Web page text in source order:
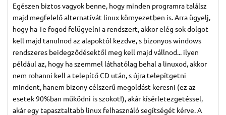
Egészen biztos vagyok benne, hogy minden programra találsz
majd megfelelő alternatívát linux környezetben is. Arra ügyelj,
hogy ha Te fogod felügyelni a rendszert, akkor elég sok dolgot
kell majd tanulnod az alapoktól kezdve, s bizonyos windows
rendszeres beidegződésektől meg kell majd vállnod... ilyen
például az, hogy ha szemmel láthatólag behal a linuxod, akkor
nem rohanni kell a telepítő CD után, s újra telepítgetni
mindent, hanem bizony célszerű megoldást keresni (ez az
esetek 90%ban működni is szokot!), akár kísérletezgetéssel,
akár egy tapasztaltabb linux felhasználó segítségét kérve. A